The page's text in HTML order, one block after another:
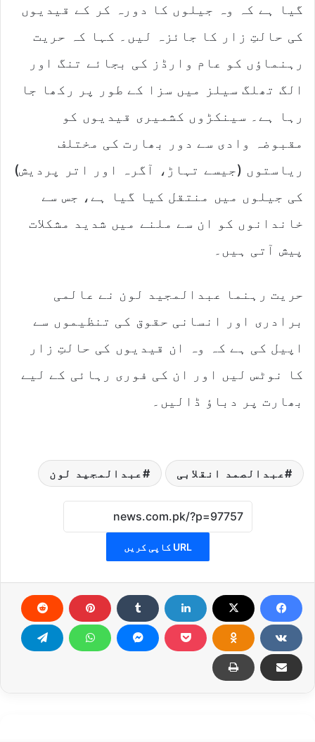
گیا ہے کہ وہ جیلوں کا دورہ کر کے قیدیوں
کی حالتِ زار کا جائزہ لیں۔ کہا کہ حریت
رہنماؤں کو عام وارڈز کی بجائے تنگ اور
الگ تھلگ سیلز میں سزا کے طور پر رکھا جا
رہا ہے۔ سینکڑوں کشمیری قیدیوں کو
مقبوضہ وادی سے دور بھارت کی مختلف
ریاستوں (جیسے تہاڑ، آگرہ اور اتر پردیش)
کی جیلوں میں منتقل کیا گیا ہے، جس سے
خاندانوں کو ان سے ملنے میں شدید مشکلات
پیش آتی ہیں۔
حریت رہنما عبدالمجید لون نے عالمی
برادری اور انسانی حقوق کی تنظیموں سے
اپیل کی ہے کہ وہ ان قیدیوں کی حالتِ زار
کا نوٹس لیں اور ان کی فوری رہائی کے لیے
بھارت پر دباؤ ڈالیں۔
عبدالصمد انقلابی عبدالمجید لون
URL کاپی کریں